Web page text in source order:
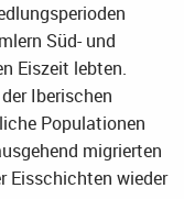
Süd- und
Eiszeit lebten.
Iberischen
Populationen
migrierten
Eisschichten wieder